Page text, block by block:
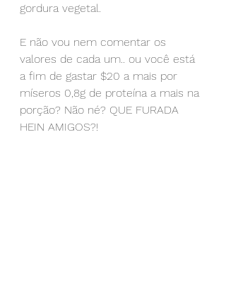
gordura vegetal.
E não vou nem comentar os
valores de cada um.. ou você está
a fim de gastar $20 a mais por
míseros 0,8g de proteína a mais na
porção? Não né? QUE FURADA
HEIN AMIGOS?!